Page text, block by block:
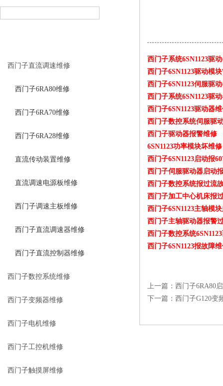
西门子直流调速维修
西门子6RA80维修
西门子6RA70维修
西门子6RA28维修
直流传动装置维修
直流调速电源板维修
西门子调速主板维修
西门子直流调速器维修
西门子直流控制器维修
西门子数控系统维修
西门子变频器维修
西门子电机维修
西门子工控机维修
西门子触摸屏维修
西门子系统6SN1123驱
西门子6SN1123驱动模
西门子6SN1123伺服驱
西门子系统6SN1123驱
西门子6SN1123驱动器
西门子数控系统伺服驱
西门子驱动器报警维修
6SN1123功率模块坏维修
西门子6SN1123启动报
西门子伺服驱动器启动
西门子数控系统报过流
西门子加工中心机床报
西门子6SN1123主轴模
西门子主轴驱动器报警
西门子数控系统
西门子6SN1123报故障
上一篇： 西门子6RA80
下一篇： 西门子G120变